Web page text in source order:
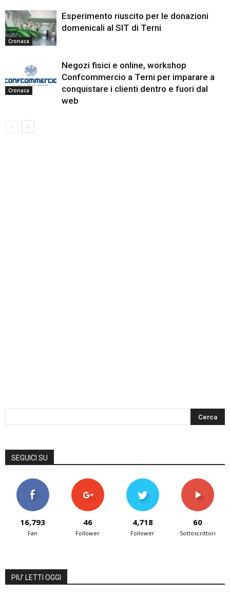
Cronaca
Esperimento riuscito per le donazioni
domenicali al SIT di Terni
Cronaca
Negozi fisici e online, workshop
Confcommercio a Terni per imparare a
conquistare i clienti dentro e fuori dal
web
SEGUICI SU
16,793
Fan
46
Follower
4,718
Follower
60
Sottoscrittori
PIU' LETTI OGGI